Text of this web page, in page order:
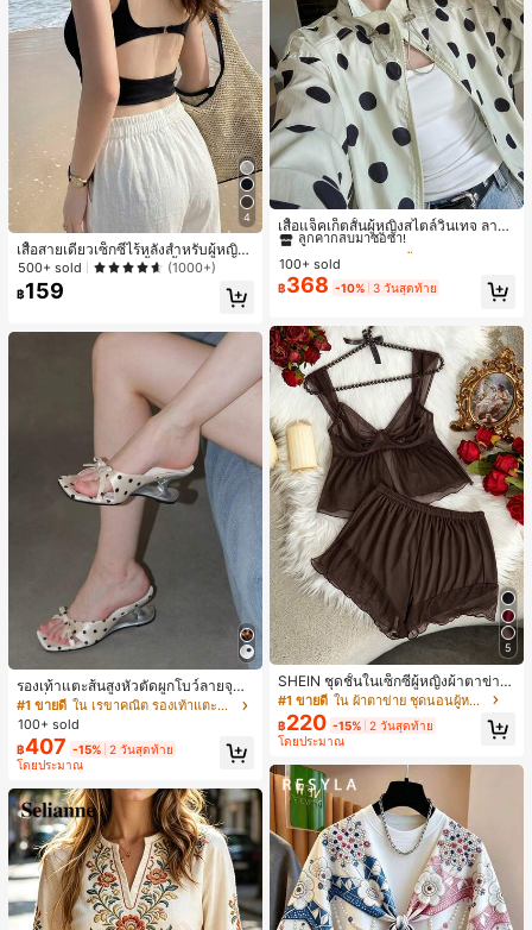
4
เสื้อสายเดี่ยวเซ็กซี่ไร้หลังสำหรับผู้หญิง
พร้อมบราแบบมีฟองน้ำ, เสื้อกล้ามแขน
กุด, เสื้อลำลองสีดำสำหรับฤดูร้อน
500+ sold (1000+)
฿159
รองเท้าแตะส้นสูงหัวตัดผูกโบว์ลายจุดส
ายเดี่ยวส้นไม่สมมาตรสำหรับผู้หญิง, รอ
งเท้าแตะส้นสูงหนังเทียมสีขาวหรูหรา
สำหรับฤดูร้อน
#1 ขายดี
ใน เรขาคณิต รองเท้าแตะส้นสูงผู้หญิง
100+ sold
฿407 -15% 2 วันสุดท้าย
โดยประมาณ
เสื้อแจ็คเก็ตสั้นผู้หญิงสไตล์วินเทจ ลายจุ
ดขนาดใหญ่ คอตั้ง เอวเข้ารูป แขนพอง
ทรงหลวม แฟชั่นอเนกประสงค์ สำหรับใ
ส่ประจำวันและไปเที่ยวพักผ่อน
#1 ขายดี
ใน กระเป๋า เสื้อคลุมลำลอง
ลูกค้ากลับมาซื้อซ้ำ!
#1 ขายดี ใน กระเป๋า เสื้อคลุมลำลอง
ลูกค้ากลับมาซื้อซ้ำ!
#1 ขายดี ใน กระเป๋า เสื้อคลุมลำลอง
ลูกค้ากลับมาซื้อซ้ำ!
#1 ขายดี ใน กระเป๋า เสื้อคลุมลำลอง
100+ sold
฿368 -10% 3 วันสุดท้าย
5
SHEIN ชุดชั้นในเซ็กซี่ผู้หญิงผ้าตาข่าย
มีโครงคัพบาง
#1 ขายดี ใน ผ้าตาข่าย ชุดนอนผู้หญิง
฿220 -15% 2 วันสุดท้าย
โดยประมาณ